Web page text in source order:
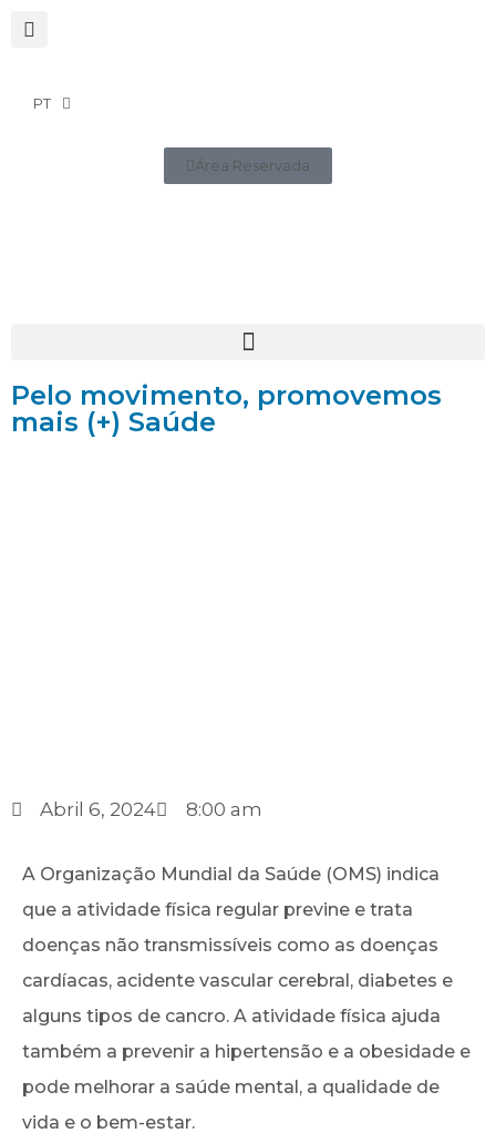
PT
Área Reservada
Pelo movimento, promovemos
mais (+) Saúde
Abril 6, 2024 8:00 am
A Organização Mundial da Saúde (OMS) indica
que a atividade física regular previne e trata
doenças não transmissíveis como as doenças
cardíacas, acidente vascular cerebral, diabetes e
alguns tipos de cancro. A atividade física ajuda
também a prevenir a hipertensão e a obesidade e
pode melhorar a saúde mental, a qualidade de
vida e o bem-estar.